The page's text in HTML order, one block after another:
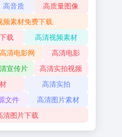
高音质
高质量图像
频素材免费下载
载
高清视频素材
高清电影网
高清电影
宣传片
高清实拍视频
高清实拍
文件
高清图片素材
清图片下载